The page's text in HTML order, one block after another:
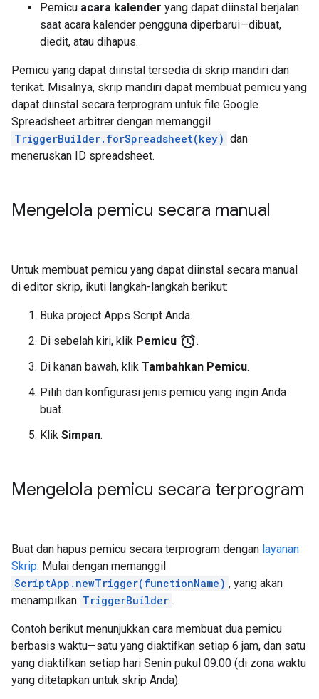
Pemicu acara kalender yang dapat diinstal berjalan
saat acara kalender pengguna diperbarui—dibuat,
diedit, atau dihapus.
Pemicu yang dapat diinstal tersedia di skrip mandiri dan
terikat. Misalnya, skrip mandiri dapat membuat pemicu yang
dapat diinstal secara terprogram untuk file Google
Spreadsheet arbitrer dengan memanggil
TriggerBuilder.forSpreadsheet(key) dan
meneruskan ID spreadsheet.
Mengelola pemicu secara manual
Untuk membuat pemicu yang dapat diinstal secara manual
di editor skrip, ikuti langkah-langkah berikut:
Buka project Apps Script Anda.
Di sebelah kiri, klik Pemicu alarm.
Di kanan bawah, klik Tambahkan Pemicu.
Pilih dan konfigurasi jenis pemicu yang ingin Anda
buat.
Klik Simpan.
Mengelola pemicu secara terprogram
Buat dan hapus pemicu secara terprogram dengan layanan
Skrip. Mulai dengan memanggil
ScriptApp.newTrigger(functionName) , yang akan
menampilkan TriggerBuilder .
Contoh berikut menunjukkan cara membuat dua pemicu
berbasis waktu—satu yang diaktifkan setiap 6 jam, dan satu
yang diaktifkan setiap hari Senin pukul 09.00 (di zona waktu
yang ditetapkan untuk skrip Anda).